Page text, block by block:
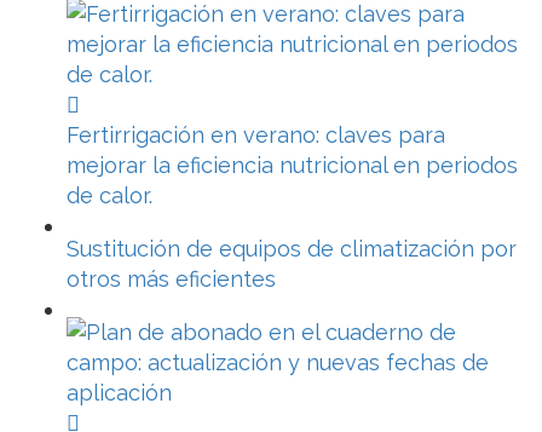
Fertirrigación en verano: claves para
mejorar la eficiencia nutricional en periodos
de calor.
Sustitución de equipos de climatización por
otros más eficientes